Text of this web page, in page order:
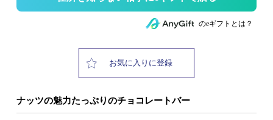
のeギフトとは？
お気に入りに登録
ナッツの魅力たっぷりのチョコレートバー